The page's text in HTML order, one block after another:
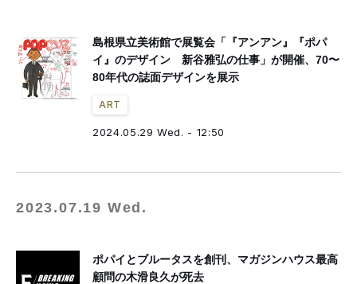
島根県立美術館で展覧会「『アンアン』『ポパ
イ』のデザイン 新谷雅弘の仕事」が開催、70〜
80年代の誌面デザインを展示
ART
2024.05.29 Wed. - 12:50
2023.07.19 Wed.
ポパイとブルータスを創刊、マガジンハウス最高
顧問の木滑良久が死去